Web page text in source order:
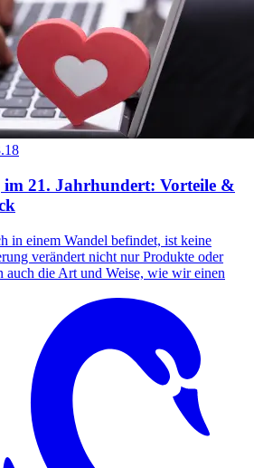
21. Jahrhundert: Vorteile &
in einem Wandel befindet, ist keine
verändert nicht nur Produkte oder
auch die Art und Weise, wie wir einen